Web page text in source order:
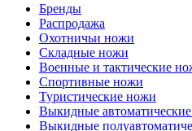
Бренды
Распродажа
Охотничьи ножи
Складные ножи
Военные и тактические
Спортивные ножи
Туристические ножи
Выкидные
Выкидные